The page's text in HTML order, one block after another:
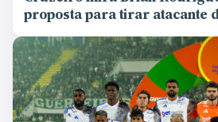
proposta para tirar atacante